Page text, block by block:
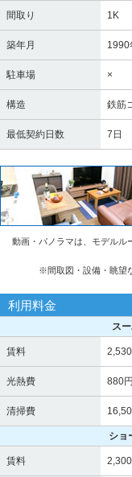
間取り 1K
築年月 1990
駐車場 ×
構造 鉄筋
最低契約日数 7日
動画・パノラマは、モデルル
※間取図・設備・眺望
利用料金
ス
賃料
光熱費 880
清掃費
ショ
賃料